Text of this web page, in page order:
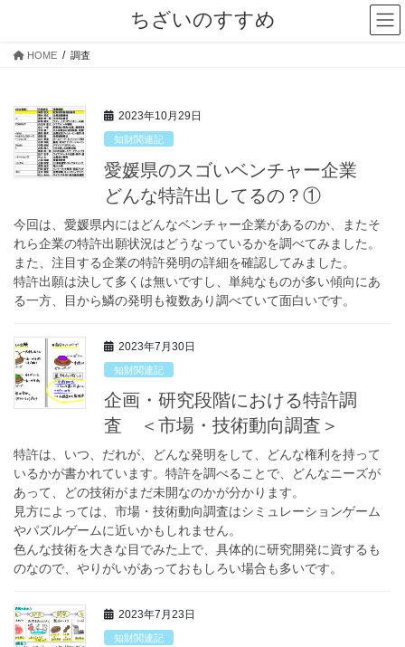
ちざいのすすめ
HOME 調査
2023年10月29日
知財関連記
愛媛県のスゴいベンチャー企業
どんな特許出してるの？①
今回は、愛媛県内にはどんなベンチャー企業があるのか、またそ
れら企業の特許出願状況はどうなっているかを調べてみました。
また、注目する企業の特許発明の詳細を確認してみました。
特許出願は決して多くは無いですし、単純なものが多い傾向にあ
る一方、目から鱗の発明も複数あり調べていて面白いです。
2023年7月30日
知財関連記
企画・研究段階における特許調
査 ＜市場・技術動向調査＞
特許は、いつ、だれが、どんな発明をして、どんな権利を持って
いるかが書かれています。特許を調べることで、どんなニーズが
あって、どの技術がまだ未開なのかが分かります。
見方によっては、市場・技術動向調査はシミュレーションゲーム
やパズルゲームに近いかもしれません。
色んな技術を大きな目でみた上で、具体的に研究開発に資するも
のなので、やりがいがあっておもしろい場合も多いです。
2023年7月23日
知財関連記